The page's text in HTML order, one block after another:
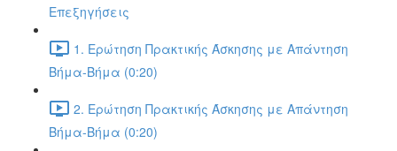
Επεξηγήσεις
1. Ερώτηση Πρακτικής Άσκησης με Απάντηση
Βήμα-Βήμα (0:20)
2. Ερώτηση Πρακτικής Άσκησης με Απάντηση
Βήμα-Βήμα (0:20)